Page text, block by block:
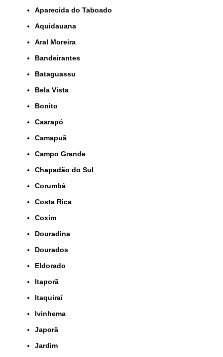
Aparecida do Taboado
Aquidauana
Aral Moreira
Bandeirantes
Bataguassu
Bela Vista
Bonito
Caarapó
Camapuã
Campo Grande
Chapadão do Sul
Corumbá
Costa Rica
Coxim
Douradina
Dourados
Eldorado
Itaporã
Itaquiraí
Ivinhema
Japorã
Jardim